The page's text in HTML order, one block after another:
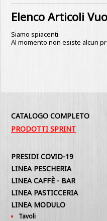
Elenco Articoli
Siamo spiacenti.
Al momento non esiste alcun
CATALOGO COMPLETO
PRODOTTI SPRINT
PRESIDI COVID-19
LINEA PESCHERIA
LINEA CAFFÈ - BAR
LINEA PASTICCERIA
LINEA MODULO
Tavoli